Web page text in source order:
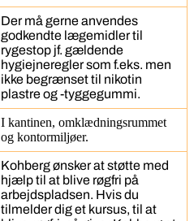
Der må gerne anvendes
godkendte lægemidler til
rygestop jf. gældende
hygiejneregler som f.eks. men
ikke begrænset til nikotin
plastre og -tyggegummi.
I kantinen, omklædningsrummet
og kontormiljøer.
Kohberg ønsker at støtte med
hjælp til at blive røgfri på
arbejdspladsen. Hvis du
tilmelder dig et kursus, til at